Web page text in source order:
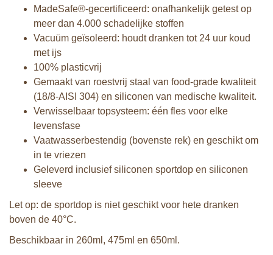
MadeSafe®-gecertificeerd: onafhankelijk getest op
meer dan 4.000 schadelijke stoffen
Vacuüm geïsoleerd: houdt dranken tot 24 uur koud
met ijs
100% plasticvrij
Gemaakt van roestvrij staal van food-grade kwaliteit
(18/8-AISI 304) en siliconen van medische kwaliteit.
Verwisselbaar topsysteem: één fles voor elke
levensfase
Vaatwasserbestendig (bovenste rek) en geschikt om
in te vriezen
Geleverd inclusief siliconen sportdop en siliconen
sleeve
Let op: de sportdop is niet geschikt voor hete dranken
boven de 40°C.
Beschikbaar in 260ml, 475ml en 650ml.